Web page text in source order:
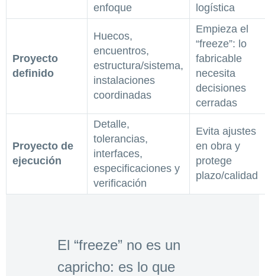
enfoque
logística
Proyecto
definido
Huecos,
encuentros,
estructura/sistema,
instalaciones
coordinadas
Empieza el
“freeze”: lo
fabricable
necesita
decisiones
cerradas
Proyecto de
ejecución
Detalle,
tolerancias,
interfaces,
especificaciones y
verificación
Evita ajustes
en obra y
protege
plazo/calidad
El “freeze” no es un
capricho: es lo que